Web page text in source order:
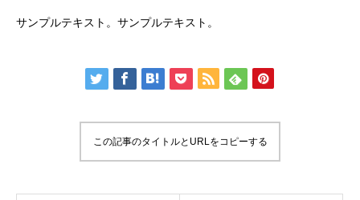
サンプルテキスト。サンプルテキスト。
この記事のタイトルとURLをコピーする